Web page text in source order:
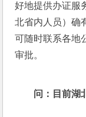
好地提供办证服
北省内人员）确
可随时联系各地
审批。
问： 目前湖